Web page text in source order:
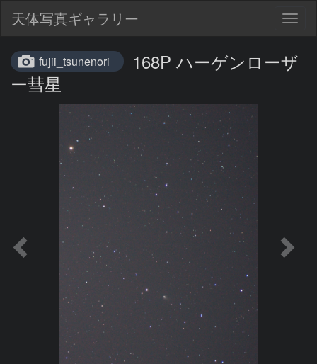
天体写真ギャラリー
fujii_tsunenori
168P ハーゲンローザ
ー彗星